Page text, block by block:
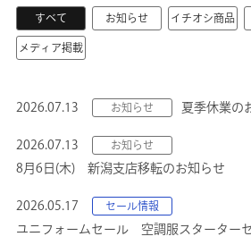
すべて お知らせ イチオシ商品
メディア掲載
2026.07.13 お知らせ 夏季休業の
2026.07.13 お知らせ
8月6日(木) 新潟支店移転のお知らせ
2026.05.17 セール情報
ユニフォームセール 空調服スターター